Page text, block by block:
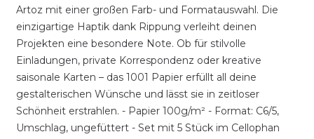
Artoz mit einer großen Farb- und Formatauswahl. Die
einzigartige Haptik dank Rippung verleiht deinen
Projekten eine besondere Note. Ob für stilvolle
Einladungen, private Korrespondenz oder kreative
saisonale Karten – das 1001 Papier erfüllt all deine
gestalterischen Wünsche und lässt sie in zeitloser
Schönheit erstrahlen. - Papier 100g/m² - Format: C6/5,
Umschlag, ungefüttert - Set mit 5 Stück im Cellophan